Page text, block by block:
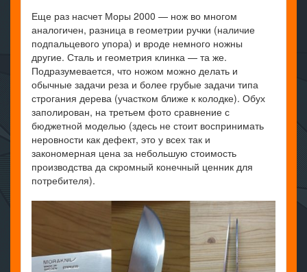
Еще раз насчет Моры 2000 — нож во многом
аналогичен, разница в геометрии ручки (наличие
подпальцевого упора) и вроде немного ножны
другие. Сталь и геометрия клинка — та же.
Подразумевается, что ножом можно делать и
обычные задачи реза и более грубые задачи типа
строгания дерева (участком ближе к колодке). Обух
заполирован, на третьем фото сравнение с
бюджетной моделью (здесь не стоит воспринимать
неровности как дефект, это у всех так и
закономерная цена за небольшую стоимость
производства да скромный конечный ценник для
потребителя).